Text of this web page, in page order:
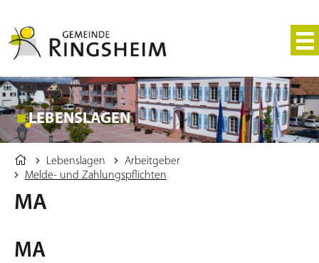
LEBENSLAGEN
Lebenslagen
Arbeitgeber
Melde- und Zahlungspflichten
MA
MA